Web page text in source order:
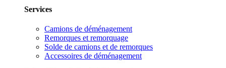
Services
Camions de déménagement
Remorques et remorquage
Solde de camions et de remorques
Accessoires de déménagement